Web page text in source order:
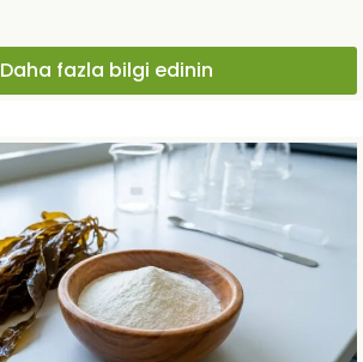
Daha fazla bilgi edinin